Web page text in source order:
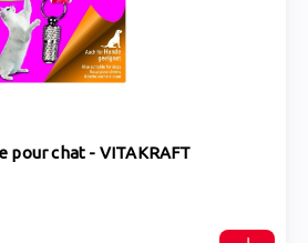
chat - VITAKRAFT